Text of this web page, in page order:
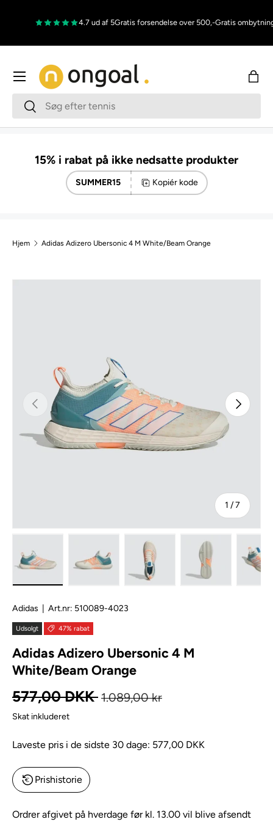
Gå til indhold4.7 ud af 5 Gratis forsendelse over 500,-Gratis ombytning
SøgSøg
Menu
15% i rabat på ikke nedsatte produkter
SUMMER15 Kopiér kode
Hjem Adidas Adizero Ubersonic 4 M White/Beam Orange
Tidligere
1 /af
7
Næste
Adidas Art.nr: 510089-4023
Udsolgt 47% rabat
Adidas Adizero Ubersonic 4 M
White/Beam Orange
Kampagnepris
577,00 DKK Normal pris
1.089,00 kr
Skat inkluderet
Laveste pris i de sidste 30 dage: 577,00 DKK
Prishistorie
Ordrer afgivet på hverdage før kl. 13.00 vil blive afsendt